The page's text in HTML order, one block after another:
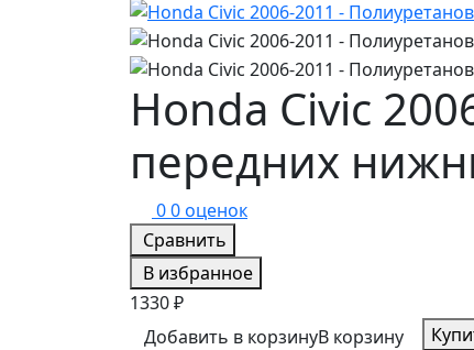
Honda Civic
передних
00 оценок
Сравнить
В избранное
1330 ₽
Добавить в корзинуВ корзину